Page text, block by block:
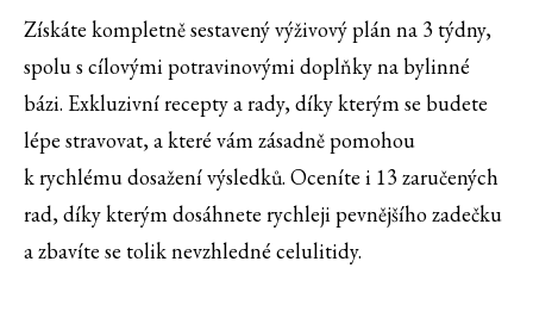
Získáte kompletně sestavený výživový plán na 3 týdny,
spolu s cílovými potravinovými doplňky na bylinné
bázi. Exkluzivní recepty a rady, díky kterým se budete
lépe stravovat, a které vám zásadně pomohou
k rychlému dosažení výsledků. Oceníte i 13 zaručených
rad, díky kterým dosáhnete rychleji pevnějšího zadečku
a zbavíte se tolik nevzhledné celulitidy.